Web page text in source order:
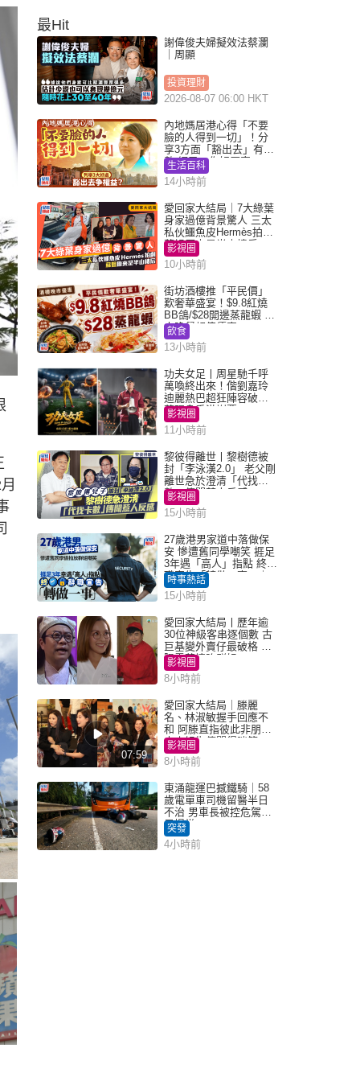
最Hit
謝偉俊夫婦擬效法蔡瀾
｜周顯
投資理財
2026-08-07 06:00 HKT
內地媽居港心得「不要
臉的人得到一切」！分
享3方面「豁出去」有著
數 網民：你好厲害
生活百科
14小時前
愛回家大結局｜7大綠葉
身家過億背景驚人 三太
私伙鱷魚皮Hermès拍劇
蘇姐原來是半山樓后
影視圈
10小時前
街坊酒樓推「平民價」
歎奢華盛宴！$9.8紅燒
BB鴿/$28開邊蒸龍蝦 3
大晚餐超值優惠
飲食
13小時前
功夫女足丨周星馳千呼
萬喚終出來！偕劉嘉玲
迪麗熱巴超狂陣容破天
荒現身香港謝票
影視圈
11小時前
黎彼得離世丨黎樹德被
封「李泳漢2.0」 老父剛
離世急於澄清「代找卡
數」傳聞惹人反感
影視圈
15小時前
27歲港男家道中落做保
安 慘遭舊同學嘲笑 捱足
3年遇「高人」指點 終辭
職宣告「轉做一事」｜
Juicy叮
時事熱話
15小時前
愛回家大結局丨歷年逾
30位神級客串逐個數 古
巨基變外賣仔最破格 歐
陽震華情陷群姐
影視圈
8小時前
07:59
愛回家大結局｜滕麗
名、林淑敏握手回應不
和 阿滕直指彼此非朋友
大小姐指傳聞得啖笑
影視圈
8小時前
東涌龍運巴撼鐵騎｜58
歲電單車司機留醫半日
不治 男車長被控危駕今
早提堂
突發
4小時前